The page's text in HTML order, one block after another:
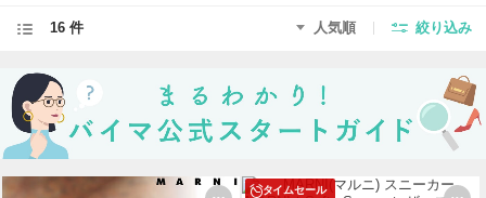
16 件 人気順 絞り込み
タイムセール